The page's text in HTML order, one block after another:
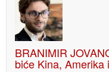
BRANIMIR
biće Kina, Amerika